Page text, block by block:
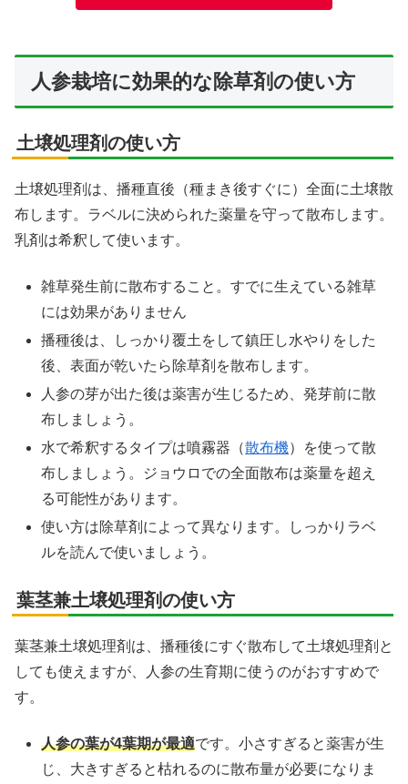
人参栽培に効果的な除草剤の使い方
土壌処理剤の使い方
土壌処理剤は、播種直後（種まき後すぐに）全面に土壌散
布します。ラベルに決められた薬量を守って散布します。
乳剤は希釈して使います。
雑草発生前に散布すること。すでに生えている雑草
には効果がありません
播種後は、しっかり覆土をして鎮圧し水やりをした
後、表面が乾いたら除草剤を散布します。
人参の芽が出た後は薬害が生じるため、発芽前に散
布しましょう。
水で希釈するタイプは噴霧器（散布機）を使って散
布しましょう。ジョウロでの全面散布は薬量を超え
る可能性があります。
使い方は除草剤によって異なります。しっかりラベ
ルを読んで使いましょう。
葉茎兼土壌処理剤の使い方
葉茎兼土壌処理剤は、播種後にすぐ散布して土壌処理剤と
しても使えますが、人参の生育期に使うのがおすすめで
す。
人参の葉が4葉期が最適です。小さすぎると薬害が生
じ、大きすぎると枯れるのに散布量が必要になりま